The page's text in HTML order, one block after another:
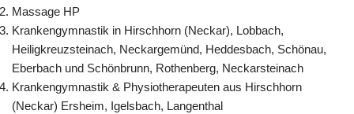
Massage HP
Krankengymnastik in Hirschhorn (Neckar), Lobbach,
Heiligkreuzsteinach, Neckargemünd, Heddesbach, Schönau,
Eberbach und Schönbrunn, Rothenberg, Neckarsteinach
Krankengymnastik & Physiotherapeuten aus Hirschhorn
(Neckar) Ersheim, Igelsbach, Langenthal